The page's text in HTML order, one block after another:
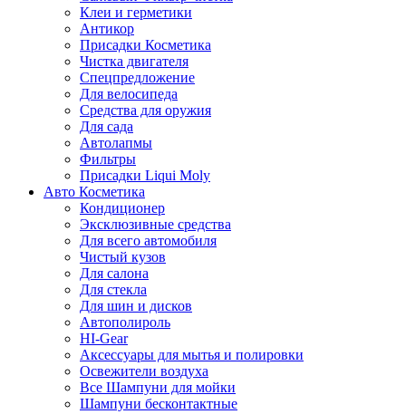
Клеи и герметики
Антикор
Присадки Косметика
Чистка двигателя
Спецпредложение
Для велосипеда
Средства для оружия
Для сада
Автолапмы
Фильтры
Присадки Liqui Moly
Авто Косметика
Кондиционер
Эксклюзивные средства
Для всего автомобиля
Чистый кузов
Для салона
Для стекла
Для шин и дисков
Автополироль
HI-Gear
Аксессуары для мытья и полировки
Освежители воздуха
Все Шампуни для мойки
Шампуни бесконтактные